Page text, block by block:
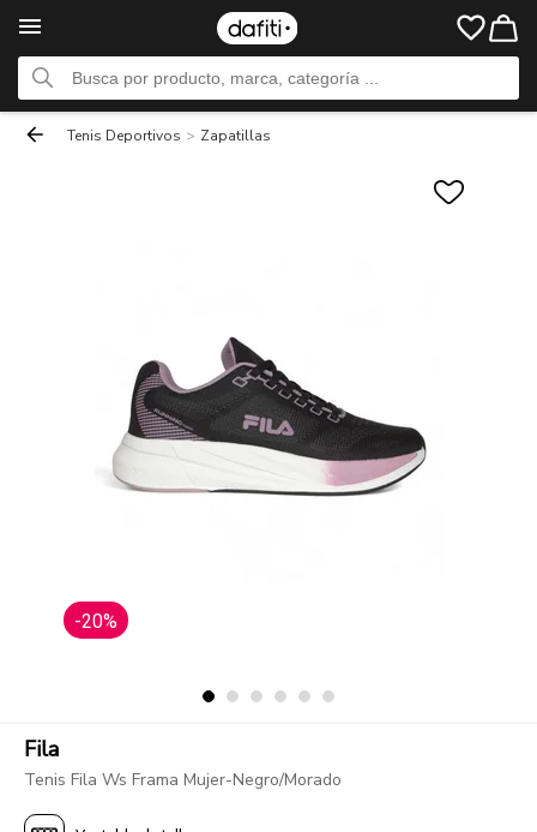
Tenis Deportivos > Zapatillas
-20%
Fila
Tenis Fila Ws Frama Mujer-Negro/Morado